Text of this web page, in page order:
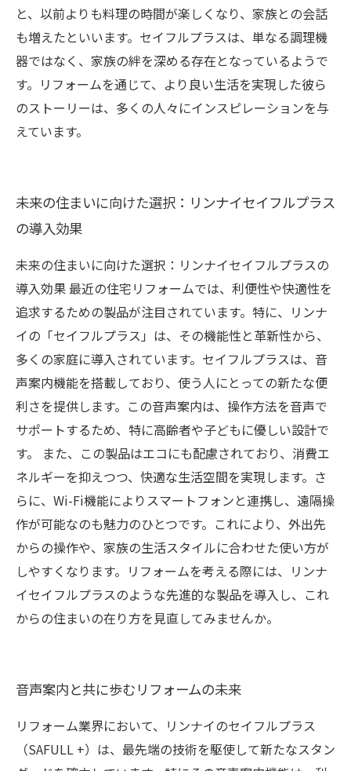
と、以前よりも料理の時間が楽しくなり、家族との会話
も増えたといいます。セイフルプラスは、単なる調理機
器ではなく、家族の絆を深める存在となっているようで
す。リフォームを通じて、より良い生活を実現した彼ら
のストーリーは、多くの人々にインスピレーションを与
えています。
未来の住まいに向けた選択：リンナイセイフルプラス
の導入効果
未来の住まいに向けた選択：リンナイセイフルプラスの
導入効果 最近の住宅リフォームでは、利便性や快適性を
追求するための製品が注目されています。特に、リンナ
イの「セイフルプラス」は、その機能性と革新性から、
多くの家庭に導入されています。セイフルプラスは、音
声案内機能を搭載しており、使う人にとっての新たな便
利さを提供します。この音声案内は、操作方法を音声で
サポートするため、特に高齢者や子どもに優しい設計で
す。 また、この製品はエコにも配慮されており、消費エ
ネルギーを抑えつつ、快適な生活空間を実現します。さ
らに、Wi-Fi機能によりスマートフォンと連携し、遠隔操
作が可能なのも魅力のひとつです。これにより、外出先
からの操作や、家族の生活スタイルに合わせた使い方が
しやすくなります。リフォームを考える際には、リンナ
イセイフルプラスのような先進的な製品を導入し、これ
からの住まいの在り方を見直してみませんか。
音声案内と共に歩むリフォームの未来
リフォーム業界において、リンナイのセイフルプラス
（SAFULL +）は、最先端の技術を駆使して新たなスタン